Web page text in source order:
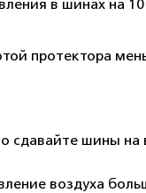
в шинах на
протектора
сдавайте шины
воздуха